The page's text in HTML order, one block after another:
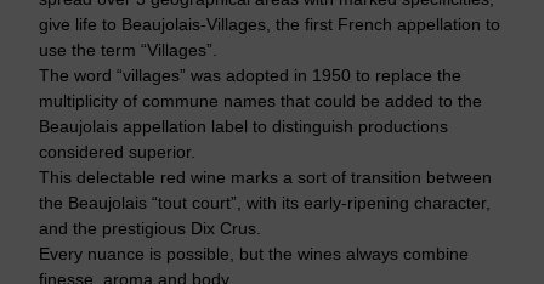
give life to Beaujolais-Villages, the first French appellation to
use the term “Villages”.
The word “villages” was adopted in 1950 to replace the
multiplicity of commune names that could be added to the
Beaujolais appellation label to distinguish productions
considered superior.
This delectable red wine marks a sort of transition between
the Beaujolais “tout court”, with its early-ripening character,
and the prestigious Dix Crus.
Every nuance is possible, but the wines always combine
finesse, aroma and body.